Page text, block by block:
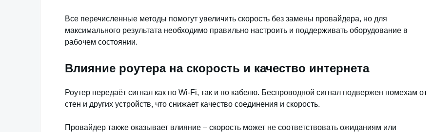
Все перечисленные методы помогут увеличить скорость без замены провайдера, но для
максимального результата необходимо правильно настроить и поддерживать оборудование в
рабочем состоянии.
Влияние роутера на скорость и качество интернета
Роутер передаёт сигнал как по Wi-Fi, так и по кабелю. Беспроводной сигнал подвержен помехам от
стен и других устройств, что снижает качество соединения и скорость.
Провайдер также оказывает влияние – скорость может не соответствовать ожиданиям или